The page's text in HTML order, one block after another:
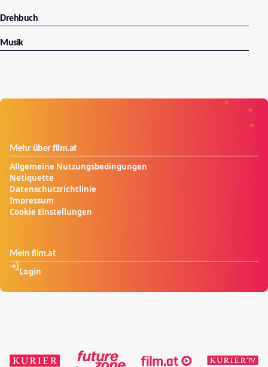
teilzunehmen. Je mehr der Wettbewerb an Fahrt
aufnimmt, desto stärker offenbaren sich ihre
unvorstellbar großen Motive …
Drehbuch
Musik
Mehr über film.at
Allgemeine Nutzungsbedingungen
Netiquette
Datenschutzrichtlinie
Impressum
Cookie Einstellungen
Mein film.at
Login